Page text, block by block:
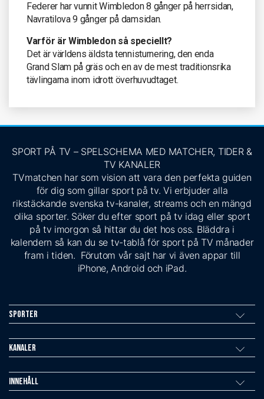
Federer har vunnit Wimbledon 8 gånger på herrsidan,
Navratilova 9 gånger på damsidan.
Varför är Wimbledon så speciellt?
Det är världens äldsta tennisturnering, den enda
Grand Slam på gräs och en av de mest traditionsrika
tävlingarna inom idrott överhuvudtaget.
SPORT PÅ TV – SPELSCHEMA MED MATCHER, TIDER &
TV KANALER
TVmatchen har som vision att vara den perfekta guiden
för dig som gillar sport på tv. Vi erbjuder alla
rikstäckande svenska tv-kanaler, streams och en mängd
olika sporter. Söker du efter sport på tv idag eller sport
på tv imorgon så hittar du det hos oss. Bläddra i
kalendern så kan du se tv-tablå för sport på TV månader
fram i tiden. Förutom vår sajt har vi även appar till
iPhone, Android och iPad.
Sporter
Kanaler
Innehåll